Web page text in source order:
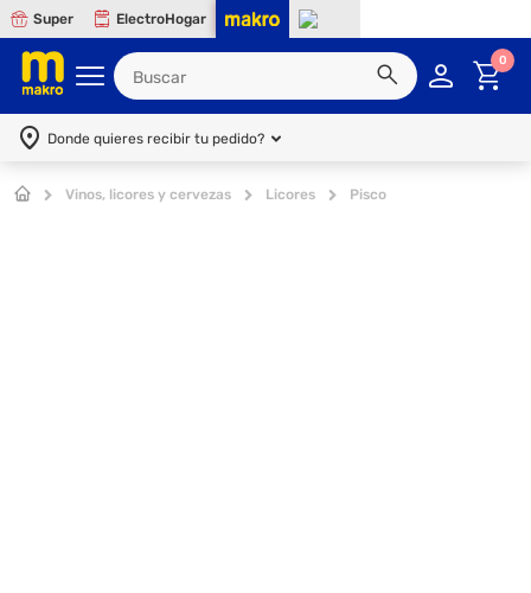
Super ElectroHogar
0
Donde quieres recibir tu pedido?
Vinos, licores y cervezas Licores Pisco